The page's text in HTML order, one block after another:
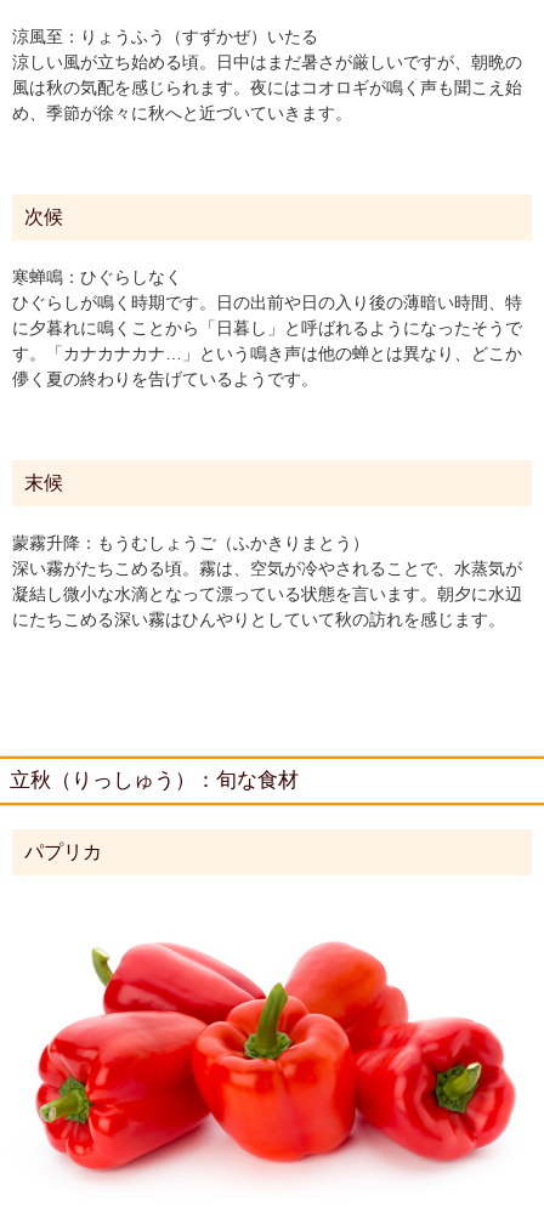
涼風至：りょうふう（すずかぜ）いたる
涼しい風が立ち始める頃。日中はまだ暑さが厳しいですが、朝晩の
風は秋の気配を感じられます。夜にはコオロギが鳴く声も聞こえ始
め、季節が徐々に秋へと近づいていきます。
次候
寒蝉鳴：ひぐらしなく
ひぐらしが鳴く時期です。日の出前や日の入り後の薄暗い時間、特
に夕暮れに鳴くことから「日暮し」と呼ばれるようになったそうで
す。「カナカナカナ…」という鳴き声は他の蝉とは異なり、どこか
儚く夏の終わりを告げているようです。
末候
蒙霧升降：もうむしょうご（ふかきりまとう）
深い霧がたちこめる頃。霧は、空気が冷やされることで、水蒸気が
凝結し微小な水滴となって漂っている状態を言います。朝夕に水辺
にたちこめる深い霧はひんやりとしていて秋の訪れを感じます。
立秋（りっしゅう）：旬な食材
パプリカ